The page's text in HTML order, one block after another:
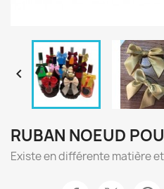

RUBAN NOEUD
Existe en différente matière